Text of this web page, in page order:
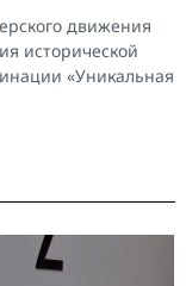
движения
исторической
«Уникальная